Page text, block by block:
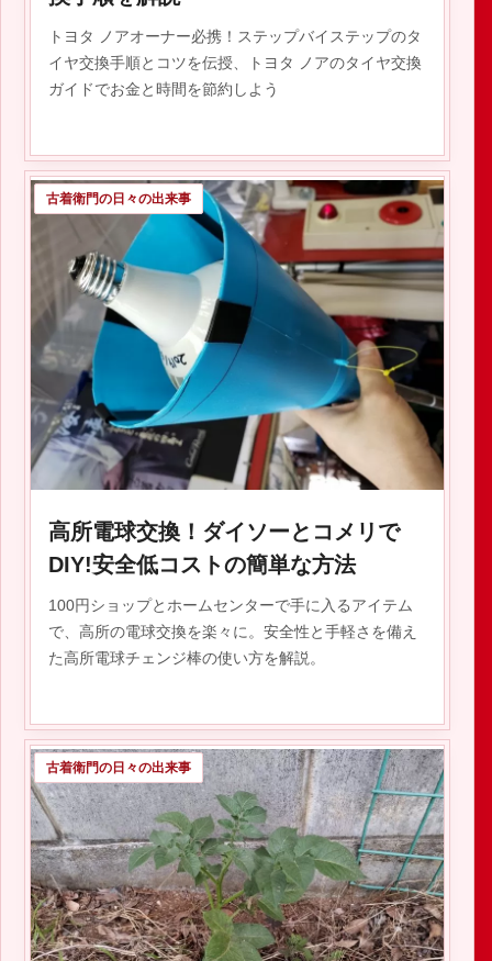
トヨタ ノアオーナー必携！ステップバイステップのタ
イヤ交換手順とコツを伝授、トヨタ ノアのタイヤ交換
ガイドでお金と時間を節約しよう
古着衛門の日々の出来事
高所電球交換！ダイソーとコメリで
DIY!安全低コストの簡単な方法
100円ショップとホームセンターで手に入るアイテム
で、高所の電球交換を楽々に。安全性と手軽さを備え
た高所電球チェンジ棒の使い方を解説。
古着衛門の日々の出来事